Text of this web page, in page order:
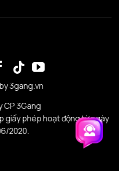
3gang.vn
CP 3Gang
giấy phép hoạt động từ ngày
2020.